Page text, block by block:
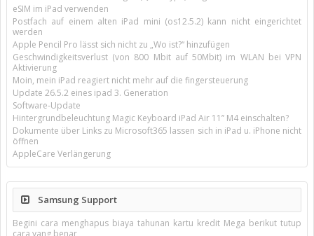
eSIM im iPad verwenden
Postfach auf einem alten iPad mini (os12.5.2) kann nicht eingerichtet
werden
Apple Pencil Pro lässt sich nicht zu „Wo ist?“ hinzufügen
Geschwindigkeitsverlust (von 800 Mbit auf 50Mbit) im WLAN bei VPN
Aktivierung
Moin, mein iPad reagiert nicht mehr auf die fingersteuerung
Update 26.5.2 eines ipad 3. Generation
Software-Update
Hintergrundbeleuchtung Magic Keyboard iPad Air 11’’ M4 einschalten?
Dokumente über Links zu Microsoft365 lassen sich in iPad u. iPhone nicht
öffnen
AppleCare Verlängerung
Samsung Support
Begini cara menghapus biaya tahunan kartu kredit Mega berikut tutup